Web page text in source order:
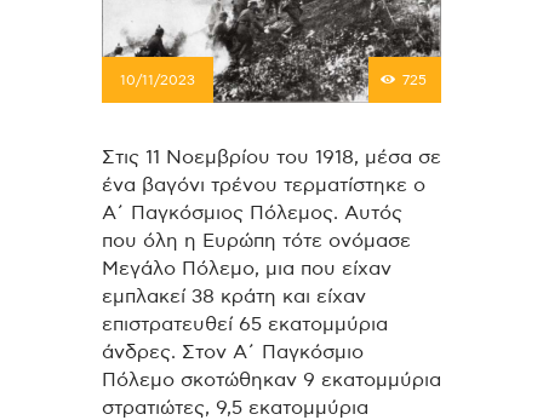
10/11/2023 725
Στις 11 Νοεμβρίου του 1918, μέσα σε
ένα βαγόνι τρένου τερματίστηκε ο
Α΄ Παγκόσμιος Πόλεμος. Αυτός
που όλη η Ευρώπη τότε ονόμασε
Μεγάλο Πόλεμο, μια που είχαν
εμπλακεί 38 κράτη και είχαν
επιστρατευθεί 65 εκατομμύρια
άνδρες. Στον Α΄ Παγκόσμιο
Πόλεμο σκοτώθηκαν 9 εκατομμύρια
στρατιώτες, 9,5 εκατομμύρια